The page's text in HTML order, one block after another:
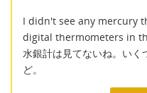
I didn't see any mercury
digital thermometers in
水銀計は見てないね。いく
ど。